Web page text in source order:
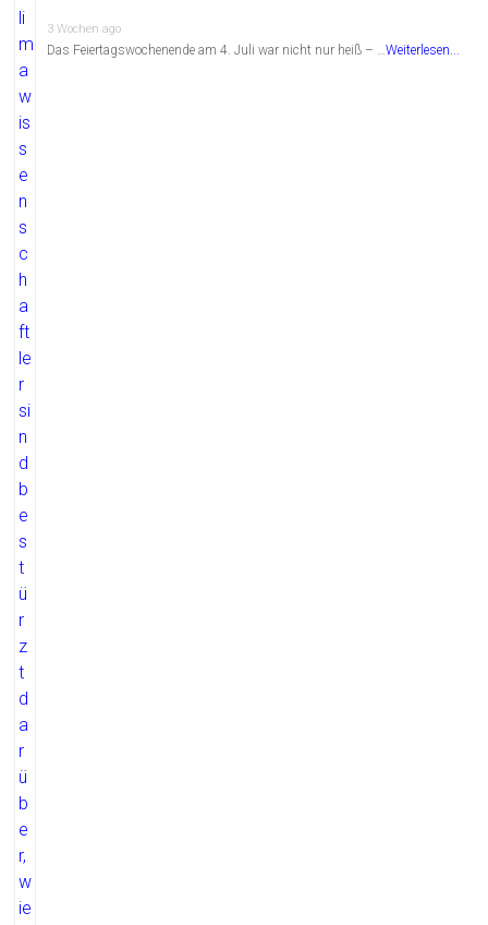
3 Wochen ago
Das Feiertagswochenende am 4. Juli war nicht nur heiß – …Weiterlesen...